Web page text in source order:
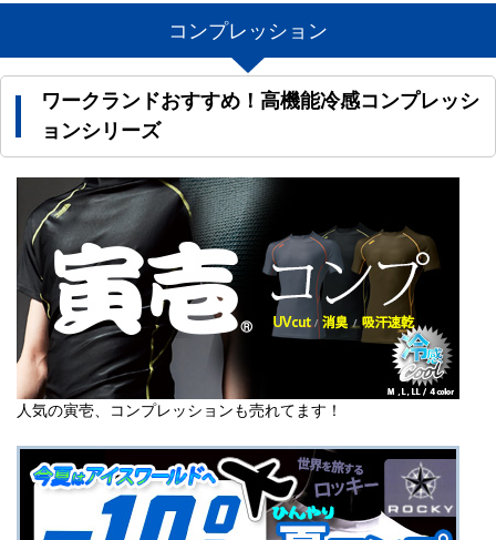
コンプレッション
ワークランドおすすめ！高機能冷感コンプレッシ
ョンシリーズ
人気の寅壱、コンプレッションも売れてます！